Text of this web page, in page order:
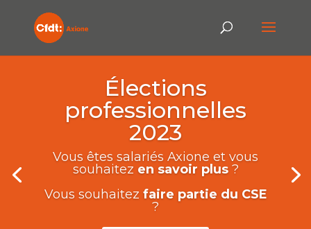
Élections
professionnelles
2023
Vous êtes salariés Axione et vous
souhaitez en savoir plus?
Vous souhaitez faire partie du CSE
?